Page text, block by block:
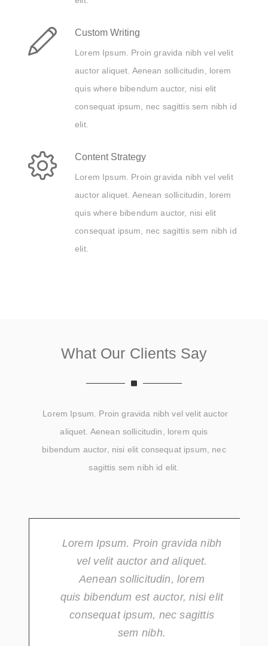
Custom Writing
Lorem Ipsum. Proin gravida nibh vel velit
auctor aliquet. Aenean sollicitudin, lorem
quis where bibendum auctor, nisi elit
consequat ipsum, nec sagittis sem nibh id
elit.
Content Strategy
Lorem Ipsum. Proin gravida nibh vel velit
auctor aliquet. Aenean sollicitudin, lorem
quis where bibendum auctor, nisi elit
consequat ipsum, nec sagittis sem nibh id
elit.
What Our Clients Say
Lorem Ipsum. Proin gravida nibh vel velit auctor
aliquet. Aenean sollicitudin, lorem quis
bibendum auctor, nisi elit consequat ipsum, nec
sagittis sem nibh id elit.
Lorem Ipsum. Proin gravida nibh
vel velit auctor and aliquet.
Aenean sollicitudin, lorem
quis bibendum est auctor, nisi elit
consequat ipsum, nec sagittis
sem nibh.